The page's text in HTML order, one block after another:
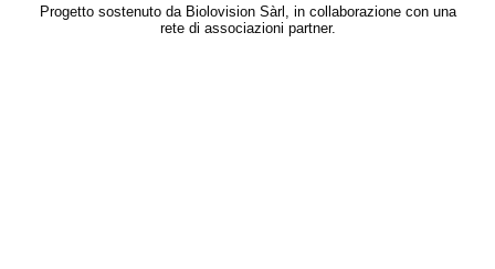
Progetto sostenuto da Biolovision Sàrl, in collaborazione con una
rete di associazioni partner.